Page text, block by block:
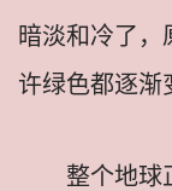
暗淡和冷了，
许绿色都逐渐
整个地球